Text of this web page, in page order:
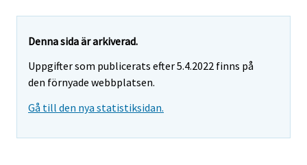
Denna sida är arkiverad.
Uppgifter som publicerats efter 5.4.2022 finns på
den förnyade webbplatsen.
Gå till den nya statistiksidan.